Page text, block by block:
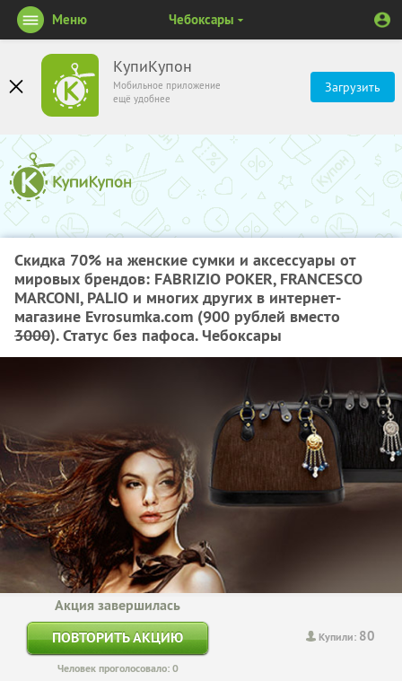
КупиКупон
Мобильное приложение
ещё удобнее
Загрузить
Меню Чебоксары
Скидка 70% на женские сумки и аксессуары от
мировых брендов: FABRIZIO POKER, FRANCESCO
MARCONI, PALIO и многих других в интернет-
магазине Evrosumka.com (900 рублей вместо
3000). Статус без пафоса. Чебоксары
Купили: 80
Акция завершилась
ПОВТОРИТЬ АКЦИЮ
Человек проголосовало: 0